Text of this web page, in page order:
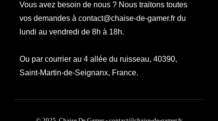
Vous avez besoin de nous ? Nous traitons toutes
vos demandes à contact@chaise-de-gamer.fr du
lundi au vendredi de 8h à 18h.
Ou par courrier au 4 allée du ruisseau, 40390,
Saint-Martin-de-Seignanx, France.